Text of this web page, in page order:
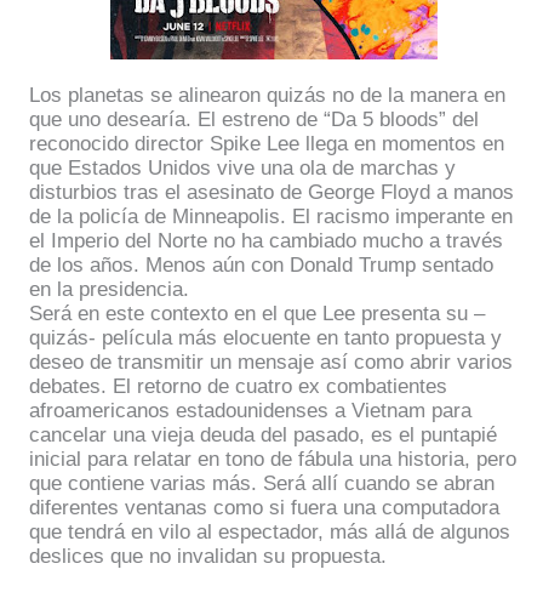
Los planetas se alinearon quizás no de la manera en
que uno desearía. El estreno de “Da 5 bloods” del
reconocido director Spike Lee llega en momentos en
que Estados Unidos vive una ola de marchas y
disturbios tras el asesinato de George Floyd a manos
de la policía de Minneapolis. El racismo imperante en
el Imperio del Norte no ha cambiado mucho a través
de los años. Menos aún con Donald Trump sentado
en la presidencia.
Será en este contexto en el que Lee presenta su –
quizás- película más elocuente en tanto propuesta y
deseo de transmitir un mensaje así como abrir varios
debates. El retorno de cuatro ex combatientes
afroamericanos estadounidenses a Vietnam para
cancelar una vieja deuda del pasado, es el puntapié
inicial para relatar en tono de fábula una historia, pero
que contiene varias más. Será allí cuando se abran
diferentes ventanas como si fuera una computadora
que tendrá en vilo al espectador, más allá de algunos
deslices que no invalidan su propuesta.